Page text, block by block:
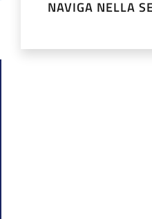
NAVIGA NELLA